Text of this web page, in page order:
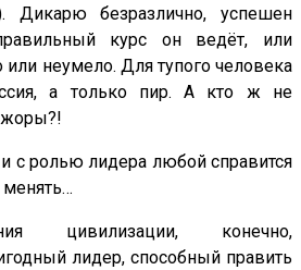
Дикарю безразлично, успешен
курс он ведёт, или
неумело. Для тупого человека
а только пир. А кто ж не
с ролью лидера любой справится
цивилизации, конечно,
лидер, способный править